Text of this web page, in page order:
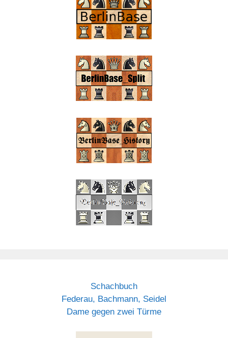
Schachbuch
Federau, Bachmann, Seidel
Dame gegen zwei Türme